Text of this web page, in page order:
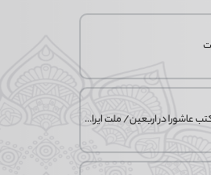
عاشورا در اربعین/ ملت ایران در برابر استکبار